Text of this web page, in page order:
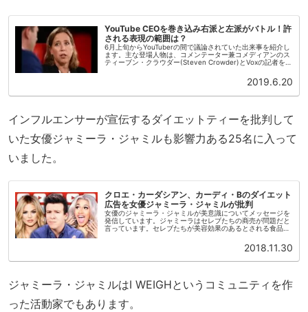
YouTube CEOを巻き込み右派と左派がバトル！許
される表現の範囲は？
6月上旬からYouTuberの間で議論されていた出来事を紹介し
ます。主な登場人物は、コメンテーター兼コメディアンのス
ティーブン・クラウダー(Steven Crowder)とVoxの記者をし
2019.6.20
インフルエンサーが宣伝するダイエットティーを批判して
いた女優ジャミーラ・ジャミルも影響力ある25名に入って
いました。
クロエ・カーダシアン、カーディ・Bのダイエット
広告を女優ジャミーラ・ジャミルが批判
女優のジャミーラ・ジャミルが美意識についてメッセージを
発信しています。ジャミーラはセレブたちの商売が問題だと
言っています。セレブたちが美容効果のあるとされる食品を
2018.11.30
ジャミーラ・ジャミルはI WEIGHというコミュニティを作
った活動家でもあります。